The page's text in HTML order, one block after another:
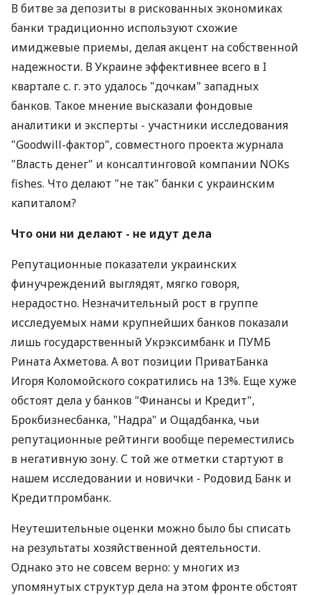
В битве за депозиты в рискованных экономиках
банки традиционно используют схожие
имиджевые приемы, делая акцент на собственной
надежности. В Украине эффективнее всего в I
квартале с. г. это удалось "дочкам" западных
банков. Такое мнение высказали фондовые
аналитики и эксперты - участники исследования
"Goodwill-фактор", совместного проекта журнала
"Власть денег" и консалтинговой компании NOKs
fishes. Что делают "не так" банки с украинским
капиталом?
Что они ни делают - не идут дела
Репутационные показатели украинских
финучреждений выглядят, мягко говоря,
нерадостно. Незначительный рост в группе
исследуемых нами крупнейших банков показали
лишь государственный Укрэксимбанк и ПУМБ
Рината Ахметова. А вот позиции ПриватБанка
Игоря Коломойского сократились на 13%. Еще хуже
обстоят дела у банков "Финансы и Кредит",
Брокбизнесбанка, "Надра" и Ощадбанка, чьи
репутационные рейтинги вообще переместились
в негативную зону. С той же отметки стартуют в
нашем исследовании и новички - Родовид Банк и
Кредит­промбанк.
Неутешительные оценки можно было бы списать
на результаты хозяйственной деятельности.
Однако это не совсем верно: у многих из
упомянутых структур дела на этом фронте обстоят